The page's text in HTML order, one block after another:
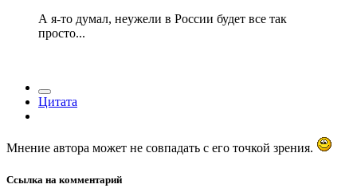
А я-то думал, неужели в России будет все так
просто...
Цитата
Мнение автора может не совпадать с его точкой зрения.
Ссылка на комментарий